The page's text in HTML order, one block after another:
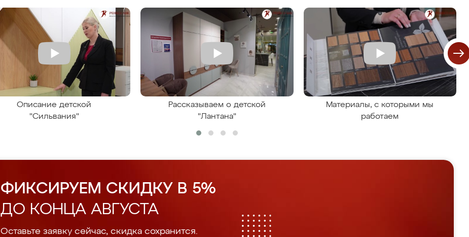
Описание детской
"Сильвания"
Рассказываем о детской
"Лантана"
Материалы, с которыми мы
работаем
ФИКСИРУЕМ СКИДКУ В 5%
ДО КОНЦА АВГУСТА
Оставьте заявку сейчас, скидка сохранится.